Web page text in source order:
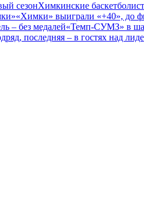
сезонХимкинские
«Химки» выиграли «+40», до
– без медалей«Темп-СУМЗ» в
последняя – в гостях над